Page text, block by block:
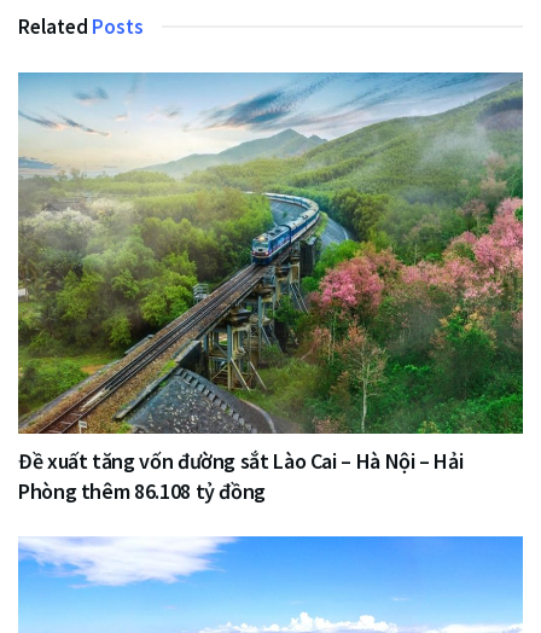
Related Posts
Đề xuất tăng vốn đường sắt Lào Cai – Hà Nội – Hải
Phòng thêm 86.108 tỷ đồng